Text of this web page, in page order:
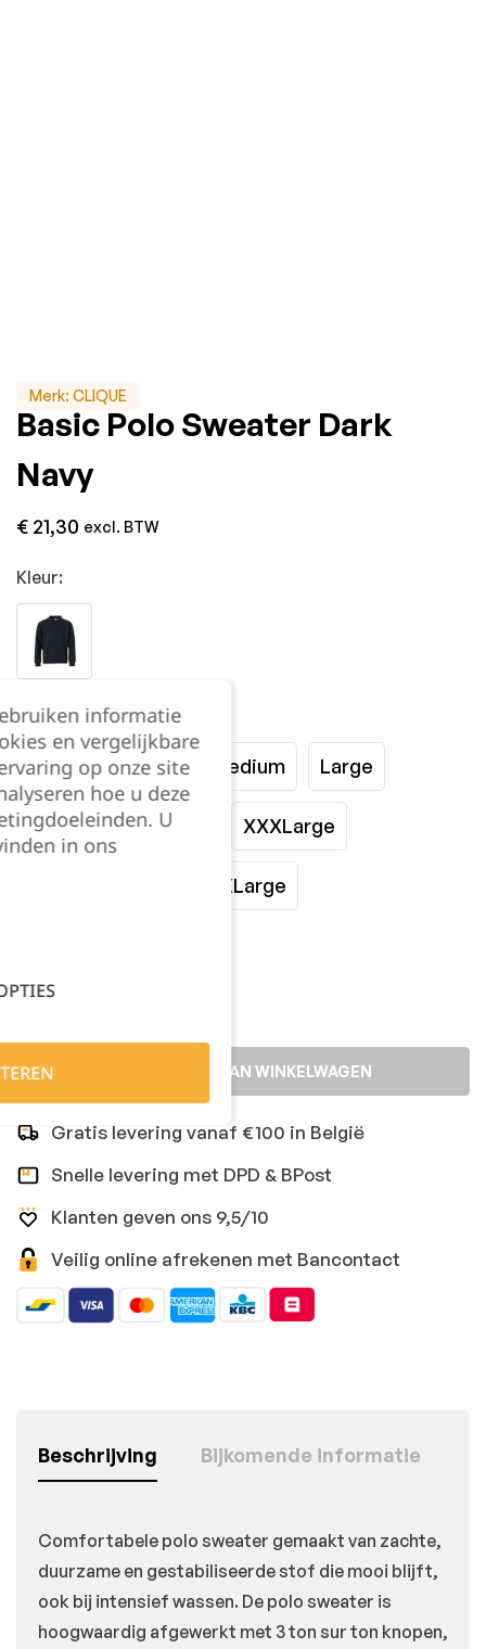
Merk: CLIQUE
Basic Polo Sweater Dark
Navy
€ 21,30 excl. BTW
Kleur:
Maat:
XSmall Small Medium Large
XLarge XXLarge XXXLarge
XXXXXLarge
TOEVOEGEN AAN WINKELWAGEN
Gratis levering vanaf €100 in België
Snelle levering met DPD & BPost
Klanten geven ons 9,5/10
Veilig online afrekenen met Bancontact
Beschrijving Bijkomende informatie
Comfortabele polo sweater gemaakt van zachte,
duurzame en gestabiliseerde stof die mooi blijft,
ook bij intensief wassen. De polo sweater is
hoogwaardig afgewerkt met 3 ton sur ton knopen,
informatie
en vergelijkbare
op onze site
hoe u deze
U
in ons